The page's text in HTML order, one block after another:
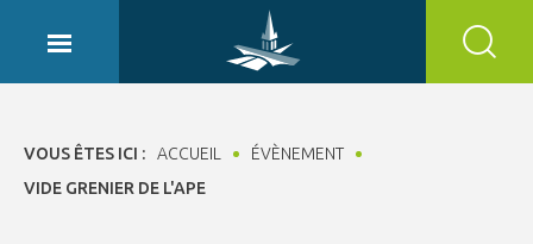
VOUS ÊTES ICI : ACCUEIL
ÉVÈNEMENT
VIDE GRENIER DE L'APE
Panneau de gestion des cookies